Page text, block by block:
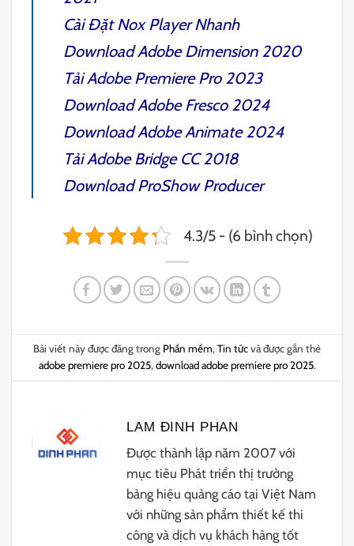
Cài Đặt Nox PlayerNhanh
DownloadAdobe Dimension 2020
TảiAdobe Premiere Pro 2023
DownloadAdobe Fresco 2024
DownloadAdobe Animate2024
TảiAdobe Bridge CC 2018
DownloadProShow Producer
4.3/5 - (6 bình chọn)
Bài viết này được đăng trong Phần mềm, Tin tứcvà được gắn thẻ
adobe premiere pro 2025, download adobe premiere pro 2025.
LAM ĐINH PHAN
Được thành lập năm 2007 với
mục tiêu Phát triển thị trường
bảng hiệu quảng cáo tại Việt Nam
với những sản phẩm thiết kế thi
công và dịch vụ khách hàng tốt